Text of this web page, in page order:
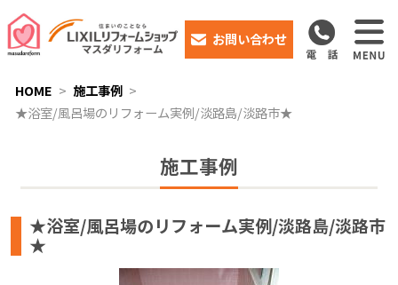
お問い合わせ
HOME
施工事例
★浴室/風呂場のリフォーム実例/淡路島/淡路市★
施工事例
★浴室/風呂場のリフォーム実例/淡路島/淡路市
★